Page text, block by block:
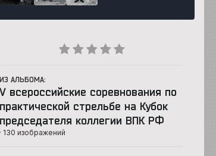
ИЗ АЛЬБОМА:
V всероссийские соревнования по
практической стрельбе на Кубок
председателя коллегии ВПК РФ
· 130 изображений